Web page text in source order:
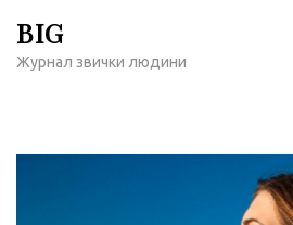
содержимому
BIG
Журнал звички людини